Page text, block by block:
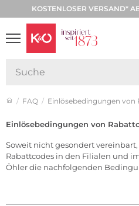
KOSTENLOSER VERSAND*
FAQ Einlösebedingungen von
Einlösebedingungen von
Soweit nicht gesondert
Rabattcodes in den Filialen und
Öhler die nachfolgenden